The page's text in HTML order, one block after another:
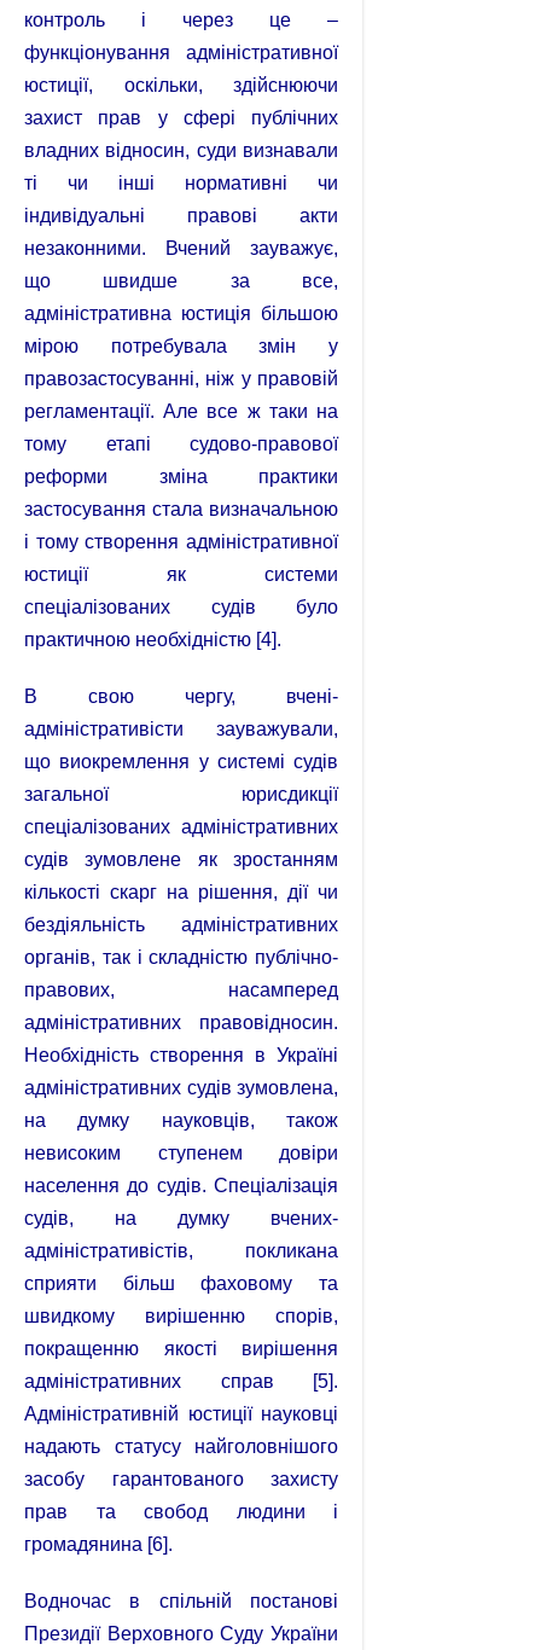
контроль і через це –
функціонування адміністративної
юстиції, оскільки, здійснюючи
захист прав у сфері публічних
владних відносин, суди визнавали
ті чи інші нормативні чи
індивідуальні правові акти
незаконними. Вчений зауважує,
що швидше за все,
адміністративна юстиція більшою
мірою потребувала змін у
правозастосуванні, ніж у правовій
регламентації. Але все ж таки на
тому етапі судово-правової
реформи зміна практики
застосування стала визначальною
і тому створення адміністративної
юстиції як системи
спеціалізованих судів було
практичною необхідністю [4].
В свою чергу, вчені-
адміністративісти зауважували,
що виокремлення у системі судів
загальної юрисдикції
спеціалізованих адміністративних
судів зумовлене як зростанням
кількості скарг на рішення, дії чи
бездіяльність адміністративних
органів, так і складністю публічно-
правових, насамперед
адміністративних правовідносин.
Необхідність створення в Україні
адміністративних судів зумовлена,
на думку науковців, також
невисоким ступенем довіри
населення до судів. Спеціалізація
судів, на думку вчених-
адміністративістів, покликана
сприяти більш фаховому та
швидкому вирішенню спорів,
покращенню якості вирішення
адміністративних справ [5].
Адміністративній юстиції науковці
надають статусу найголовнішого
засобу гарантованого захисту
прав та свобод людини і
громадянина [6].
Водночас в спільній постанові
Президії Верховного Суду України